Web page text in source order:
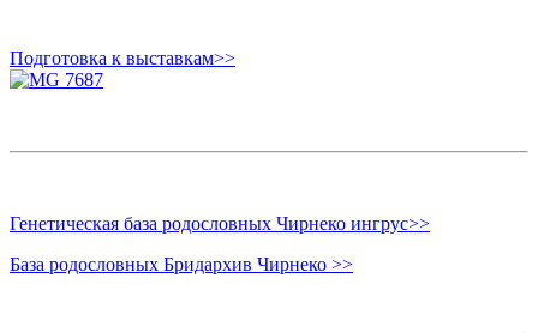
Подготовка к выставкам>>
Генетическая база родословных Чирнеко ингрус>>
База родословных Бридархив Чирнеко >>